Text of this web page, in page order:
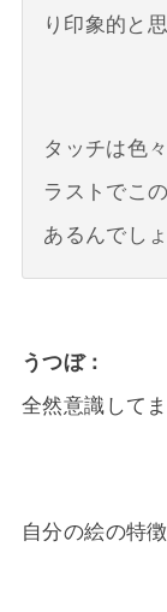
り印象的と
タッチは色
ラストでこ
あるんでし
うつぼ
全然意識して
自分の絵の特